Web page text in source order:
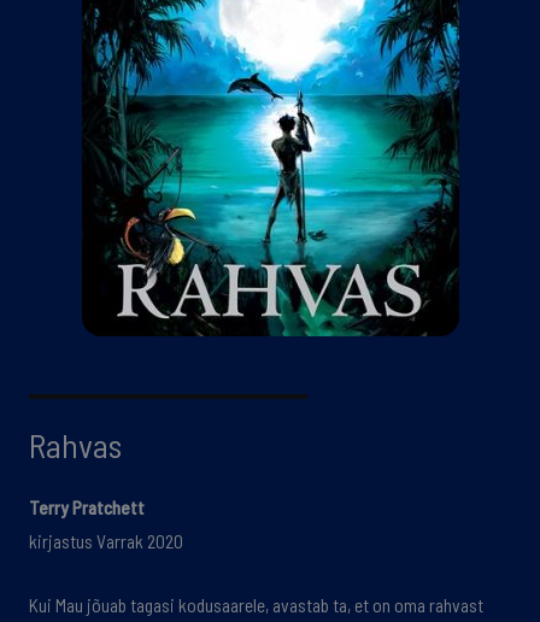
Rahvas
Terry Pratchett
kirjastus Varrak 2020
Kui Mau jõuab tagasi kodusaarele, avastab ta, et on oma rahvast